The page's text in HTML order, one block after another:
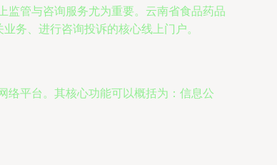
监管与咨询服务尤为重要。云南省食品药品
务、进行咨询投诉的核心线上门户。
络平台。其核心功能可以概括为：信息公